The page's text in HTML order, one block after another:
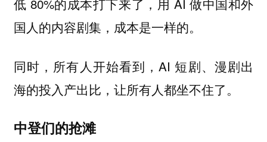
国人的内容剧集，成本是一样的。
同时，所有人开始看到，AI 短剧、漫剧出
海的投入产出比，让所有人都坐不住了。
中登们的抢滩